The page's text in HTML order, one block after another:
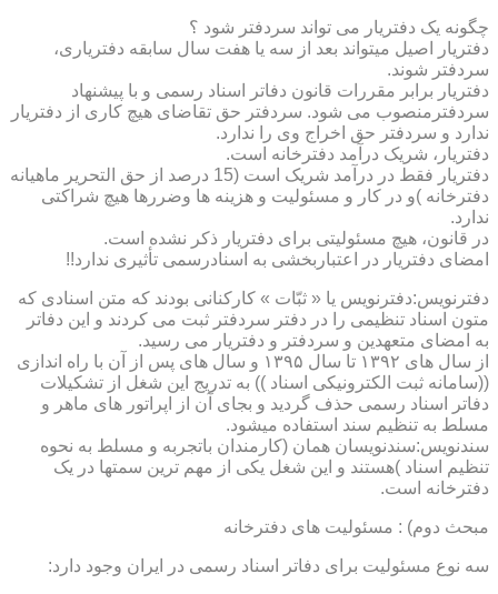
چگونه یک دفتریار می تواند سردفتر شود ؟
دفتریار اصیل میتواند بعد از سه یا هفت سال سابقه دفتریاری،
سردفتر شوند.
دفتریار برابر مقررات قانون دفاتر اسناد رسمی و با پیشنهاد
سردفترمنصوب می شود. سردفتر حق تقاضای هیچ کاری از دفتریار
ندارد و سردفتر حق اخراج وی را ندارد.
دفتریار، شریک درآمد دفترخانه است.
دفتریار فقط در درآمد شریک است (15 درصد از حق التحریر ماهیانه
دفترخانه )و در کار و مسئولیت و هزینه ها وضررها هیچ شراکتی
ندارد.
در قانون، هیچ مسئولیتی برای دفتریار ذکر نشده است.
امضای دفتریار در اعتباربخشی به اسنادرسمی تأثیری ندارد!!
دفترنویس:دفترنویس یا « ثبّات » کارکنانی بودند که متن اسنادی که
متون اسناد تنظیمی را در دفتر سردفتر ثبت می کردند و این دفاتر
به امضای متعهدین و سردفتر و دفتریار می رسید.
از سال های ۱۳۹۲ تا سال ۱۳۹۵ و سال های پس از آن با راه اندازی
((سامانه ثبت الکترونیکی اسناد )) به تدریج این شغل از تشکیلات
دفاتر اسناد رسمی حذف گردید و بجای آن از اپراتور های ماهر و
مسلط به تنظیم سند استفاده میشود.
سندنویس:سندنویسان همان (کارمندان باتجربه و مسلط به نحوه
تنظیم اسناد )هستند و این شغل یکی از مهم ترین سمتها در یک
دفترخانه است.
مبحث دوم) : مسئولیت های دفترخانه
سه نوع مسئولیت برای دفاتر اسناد رسمی در ایران وجود دارد: